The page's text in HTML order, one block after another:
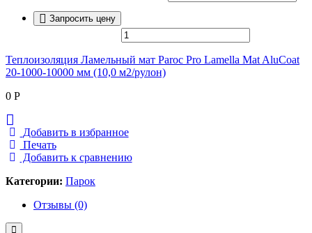
Запросить цену
Теплоизоляция Ламельный мат Paroc Pro Lamella Mat AluCoat
20-1000-10000 мм (10,0 м2/рулон)
0 Р
Добавить в избранное
Печать
Добавить к сравнению
Категории: Парок
Отзывы (0)